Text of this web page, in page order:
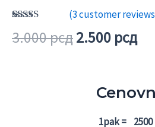
out of 5
(3customer
3.000рсдOriginal
3.000 рсд.
2.500 рсд
1pak = 2500